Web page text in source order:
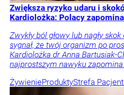
Zwiększa ryzyko udaru i
Kardiolożka: Polacy
Zwykły ból głowy lub nagły
sygnał, że twój organizm po
Kardiolożka dr Anna Bartusiak-
najprostszym nawyku
ŻywienieProduktyStrefa